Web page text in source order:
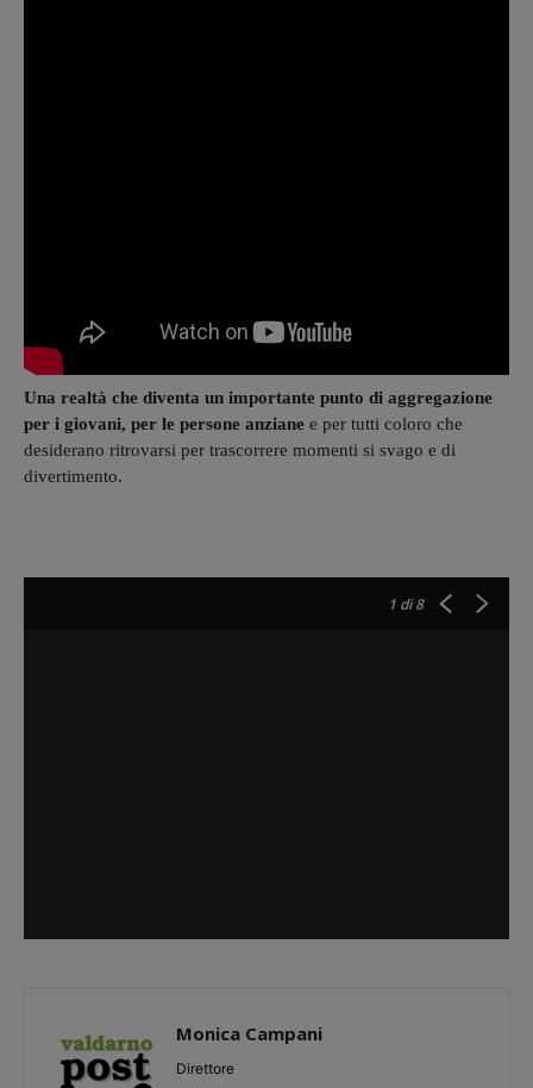
Una realtà che diventa un importante punto di aggregazione
per i giovani, per le persone anziane e per tutti coloro che
desiderano ritrovarsi per trascorrere momenti si svago e di
divertimento.
1 di 8
Monica Campani
Direttore